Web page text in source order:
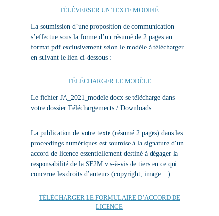
TÉLÉVERSER UN TEXTE MODIFIÉ
La soumission d’une proposition de communication
s’effectue sous la forme d’un résumé de 2 pages au
format pdf exclusivementselon le modèle à télécharger
en suivant le lien ci-dessous :
TÉLÉCHARGER LE MODÈLE
Le fichier JA_2021_modele.docx se télécharge dans
votre dossier Téléchargements / Downloads.
La publication de votre texte (résumé 2 pages) dans les
proceedings numériques est soumise à la signature d’un
accord de licence essentiellement destiné à dégager la
responsabilité de la SF2M vis-à-vis de tiers en ce qui
concerne les droits d’auteurs (copyright, image…)
TÉLÉCHARGER LE FORMULAIRE D’ACCORD DE
LICENCE